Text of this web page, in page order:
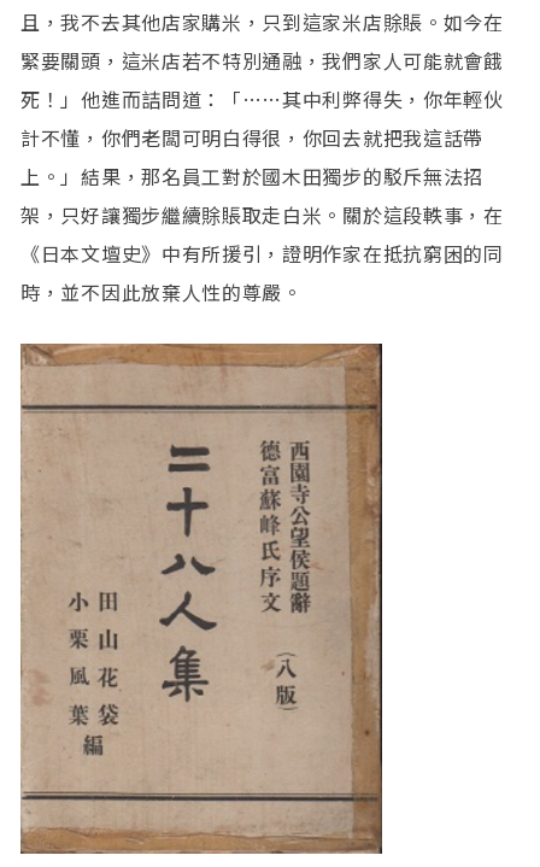
且，我不去其他店家購米，只到這家米店賖賬。如今在
緊要關頭，這米店若不特別通融，我們家人可能就會餓
死！」他進而詰問道：「……其中利弊得失，你年輕伙
計不懂，你們老闆可明白得很，你回去就把我這話帶
上。」結果，那名員工對於國木田獨步的駁斥無法招
架，只好讓獨步繼續賖賬取走白米。關於這段軼事，在
《日本文壇史》中有所援引，證明作家在抵抗窮困的同
時，並不因此放棄人性的尊嚴。